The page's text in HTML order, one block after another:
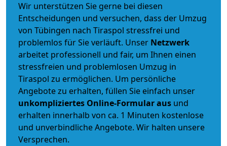
Wir unterstützen Sie gerne bei diesen
Entscheidungen und versuchen, dass der Umzug
von Tübingen nach Tiraspol stressfrei und
problemlos für Sie verläuft. Unser Netzwerk
arbeitet professionell und fair, um Ihnen einen
stressfreien und problemlosen Umzug in
Tiraspol zu ermöglichen. Um persönliche
Angebote zu erhalten, füllen Sie einfach unser
unkompliziertes Online-Formular aus und
erhalten innerhalb von ca. 1 Minuten kostenlose
und unverbindliche Angebote. Wir halten unsere
Versprechen.